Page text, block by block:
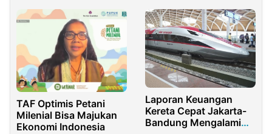
Kejelasan Hukum
TAF Optimis Petani
Milenial Bisa Majukan
Ekonomi Indonesia
Laporan Keuangan
Kereta Cepat Jakarta-
Bandung Mengalami